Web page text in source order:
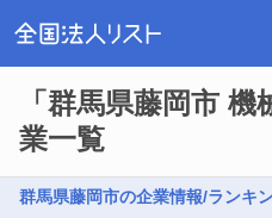
「群馬県藤岡市
業一覧
群馬県藤岡市の企業情報/ランキ